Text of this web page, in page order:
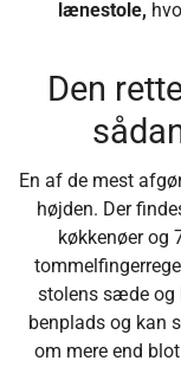
lænestole,
Den
En af de mest
højden. Der
køkkenøer og
stolens sæde og
benplads og kan
om mere end